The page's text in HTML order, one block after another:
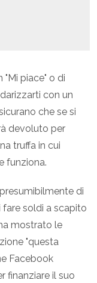
"Mi piace" o di
con un
che se si
devoluto per
truffa in cui
funziona.
di
soldi a scapito
mostrato le
"questa
Facebook
finanziare il suo